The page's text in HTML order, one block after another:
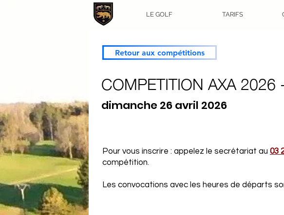
LE GOLF TARIFS
Retour aux compétitions
COMPETITION AXA
dimanche 26 avril 2026
Pour vous inscrire : appelez le secrétariat au 03
compétition.
Les convocations avec les heures de départs